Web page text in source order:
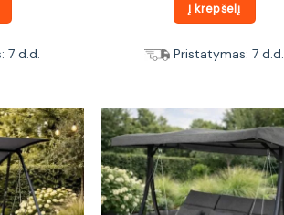
7 d.d.
Į krepšelį
Pristatymas: 7 d.d.